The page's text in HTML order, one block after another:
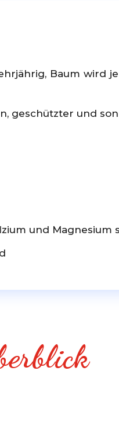
Baum wird
geschützter und
und Magnesium